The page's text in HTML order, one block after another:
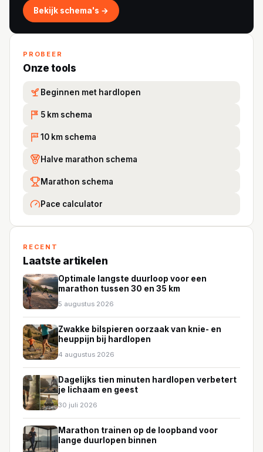
Bekijk schema's →
PROBEER
Onze tools
Beginnen met hardlopen
5K 5 km schema
10 10 km schema
Halve marathon schema
Marathon schema
Pace calculator
RECENT
Laatste artikelen
Optimale langste duurloop voor een
marathon tussen 30 en 35 km
5 augustus 2026
Zwakke bilspieren oorzaak van knie- en
heuppijn bij hardlopen
4 augustus 2026
Dagelijks tien minuten hardlopen verbetert
je lichaam en geest
30 juli 2026
Marathon trainen op de loopband voor
lange duurlopen binnen